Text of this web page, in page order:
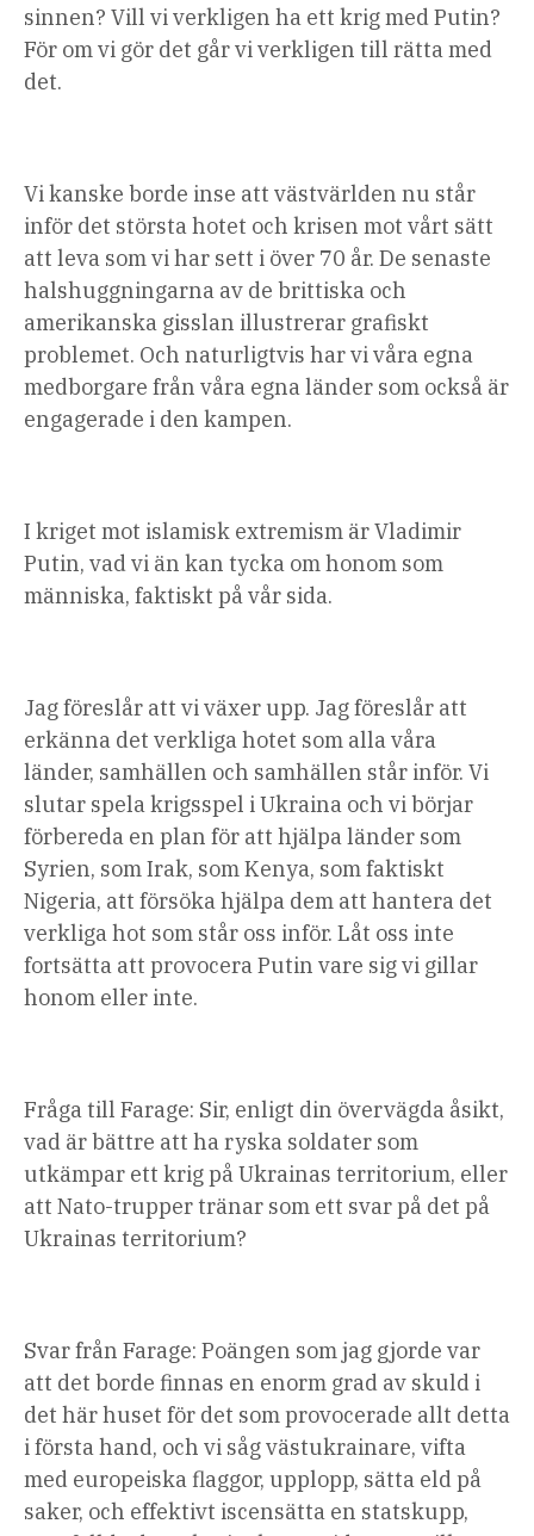
sinnen? Vill vi verkligen ha ett krig med Putin?
För om vi gör det går vi verkligen till rätta med
det.
Vi kanske borde inse att västvärlden nu står
inför det största hotet och krisen mot vårt sätt
att leva som vi har sett i över 70 år. De senaste
halshuggningarna av de brittiska och
amerikanska gisslan illustrerar grafiskt
problemet. Och naturligtvis har vi våra egna
medborgare från våra egna länder som också är
engagerade i den kampen.
I kriget mot islamisk extremism är Vladimir
Putin, vad vi än kan tycka om honom som
människa, faktiskt på vår sida.
Jag föreslår att vi växer upp. Jag föreslår att
erkänna det verkliga hotet som alla våra
länder, samhällen och samhällen står inför. Vi
slutar spela krigsspel i Ukraina och vi börjar
förbereda en plan för att hjälpa länder som
Syrien, som Irak, som Kenya, som faktiskt
Nigeria, att försöka hjälpa dem att hantera det
verkliga hot som står oss inför. Låt oss inte
fortsätta att provocera Putin vare sig vi gillar
honom eller inte.
Fråga till Farage: Sir, enligt din övervägda åsikt,
vad är bättre att ha ryska soldater som
utkämpar ett krig på Ukrainas territorium, eller
att Nato-trupper tränar som ett svar på det på
Ukrainas territorium?
Svar från Farage: Poängen som jag gjorde var
att det borde finnas en enorm grad av skuld i
det här huset för det som provocerade allt detta
i första hand, och vi såg västukrainare, vifta
med europeiska flaggor, upplopp, sätta eld på
saker, och effektivt iscensätta en statskupp,